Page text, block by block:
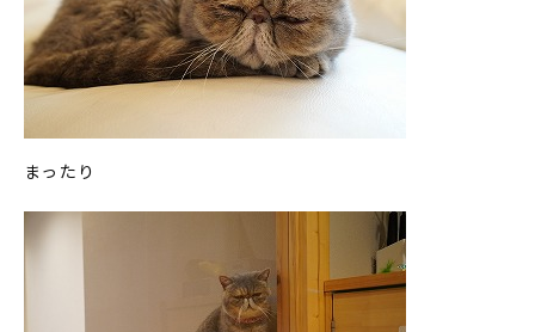
まったり